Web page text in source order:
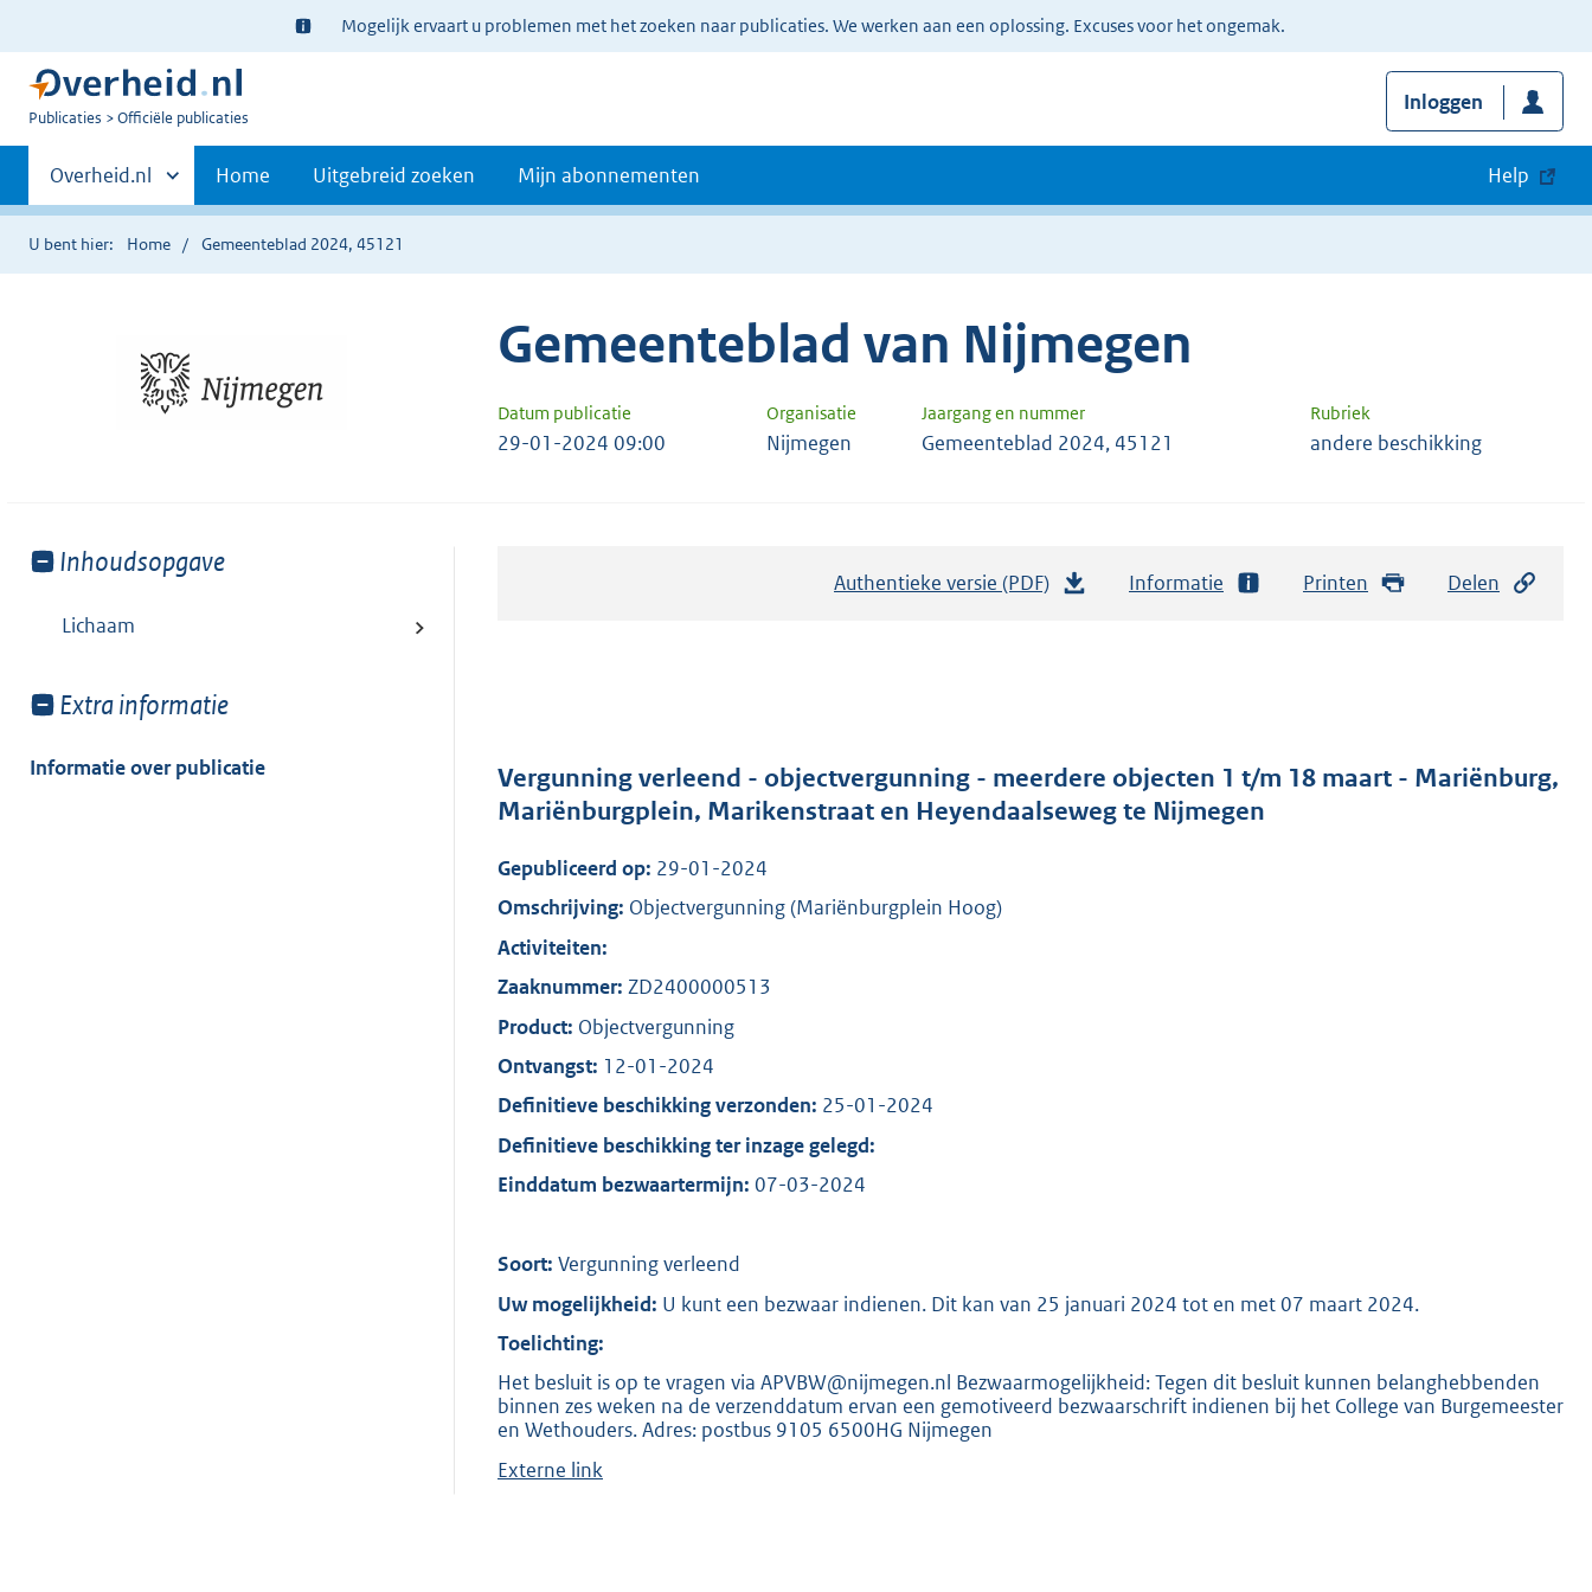
Ter
informatie:
Mogelijk ervaart u problemen met het zoeken naar publicaties. We werken aan een oplossing. Excuses voor het ongemak.
U
Publicaties Officiële publicaties
Inloggen
Primaire
navigatie
Andere
sites
binnen
Overheid.nl Home Uitgebreid zoeken Mijn abonnementen Help
U bent hier: Home Gemeenteblad 2024, 45121
Gemeenteblad van Nijmegen
Datum publicatie Organisatie Jaargang en nummer Rubriek
29-01-2024 09:00 Nijmegen Gemeenteblad 2024, 45121 andere beschikking
Toon
van:
Inhoudsopgave
Lichaam
Toon
van:
Extra informatie
Informatie over publicatie
Authentieke versie (PDF)
d
s
Informatie Printen Delen
Vergunning verleend - objectvergunning - meerdere objecten 1 t/m 18 maart - Mariënburg,
Mariënburgplein, Marikenstraat en Heyendaalseweg te Nijmegen
Gepubliceerd op: 29-01-2024
Omschrijving: Objectvergunning (Mariënburgplein Hoog)
Activiteiten:
Zaaknummer: ZD2400000513
Product: Objectvergunning
Ontvangst: 12-01-2024
Definitieve beschikking verzonden: 25-01-2024
Definitieve beschikking ter inzage gelegd:
Einddatum bezwaartermijn: 07-03-2024
Soort: Vergunning verleend
Uw mogelijkheid: U kunt een bezwaar indienen. Dit kan van 25 januari 2024 tot en met 07 maart 2024.
Toelichting:
Het besluit is op te vragen via APVBW@nijmegen.nl Bezwaarmogelijkheid: Tegen dit besluit kunnen belanghebbenden
binnen zes weken na de verzenddatum ervan een gemotiveerd bezwaarschrift indienen bij het College van Burgemeester
en Wethouders. Adres: postbus 9105 6500HG Nijmegen
Externe link